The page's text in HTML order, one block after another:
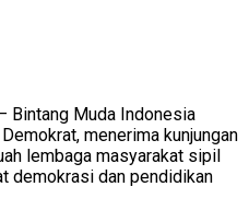
Bintang Muda Indonesia
menerima kunjungan
lembaga masyarakat sipil
demokrasi dan pendidikan